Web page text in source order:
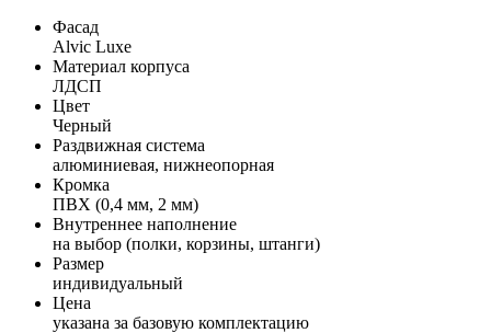
Фасад
Alvic Luxe
Материал корпуса
ЛДСП
Цвет
Черный
Раздвижная система
алюминиевая, нижнеопорная
Кромка
ПВХ (0,4 мм, 2 мм)
Внутреннее наполнение
на выбор (полки, корзины, штанги)
Размер
индивидуальный
Цена
указана за базовую комплектацию